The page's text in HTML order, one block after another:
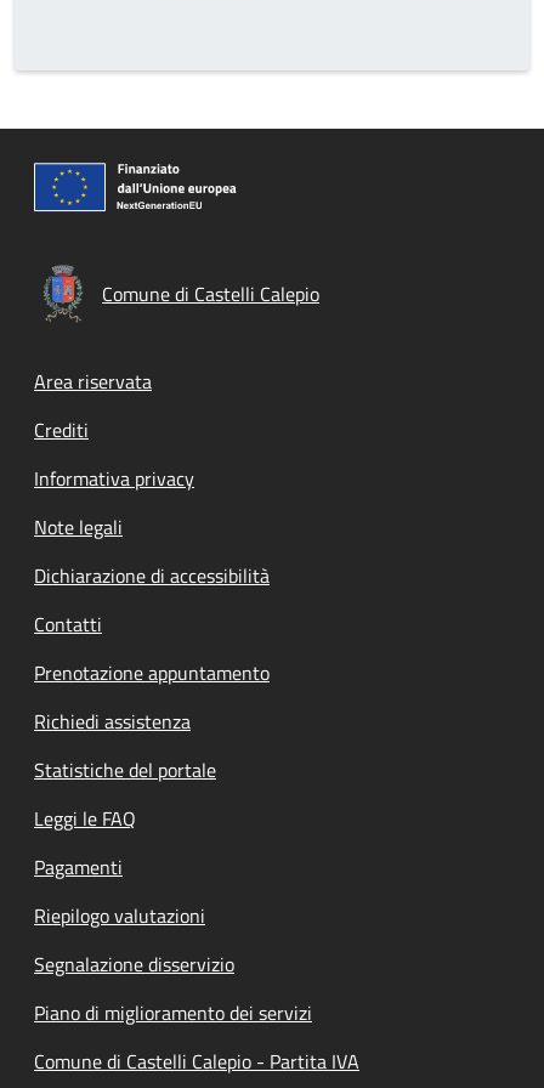
Comune di Castelli Calepio
Footer menu
Area riservata
Crediti
Informativa privacy
Note legali
Dichiarazione di accessibilità
Contatti
Prenotazione appuntamento
Richiedi assistenza
Statistiche del portale
Leggi le FAQ
Pagamenti
Riepilogo valutazioni
Segnalazione disservizio
Piano di miglioramento dei servizi
Comune di Castelli Calepio - Partita IVA